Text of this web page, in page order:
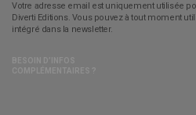
Votre adresse email est uniquement utilisée
Diverti Editions. Vous pouvez à tout moment
intégré dans la newsletter.